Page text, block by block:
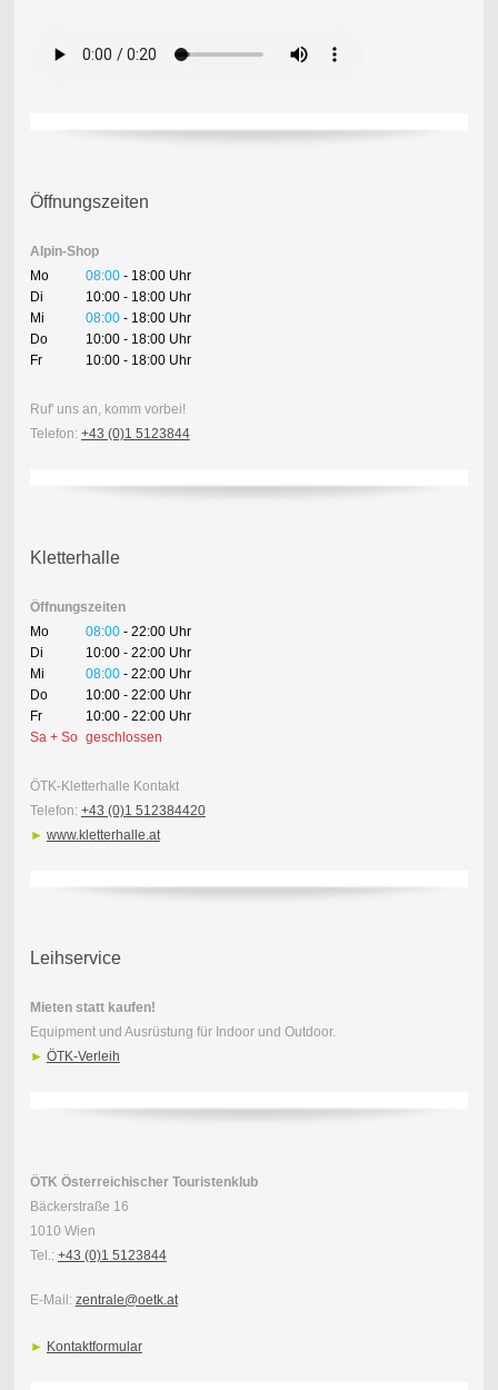
Öffnungszeiten
Alpin-Shop
Mo
08:00 - 18:00 Uhr
Di
10:00 - 18:00 Uhr
Mi
08:00 - 18:00 Uhr
Do
10:00 - 18:00 Uhr
Fr
10:00 - 18:00 Uhr
Ruf' uns an, komm vorbei!
Telefon: +43 (0)1 5123844
Kletterhalle
Öffnungszeiten
Mo
08:00 - 22:00 Uhr
Di
10:00 - 22:00 Uhr
Mi
08:00 - 22:00 Uhr
Do
10:00 - 22:00 Uhr
Fr
10:00 - 22:00 Uhr
Sa + So geschlossen
ÖTK-Kletterhalle Kontakt
Telefon: +43 (0)1 512384420
► www.kletterhalle.at
Leihservice
Mieten statt kaufen!
Equipment und Ausrüstung für Indoor und Outdoor.
► ÖTK-Verleih
ÖTK Österreichischer Touristenklub
Bäckerstraße 16
1010 Wien
Tel.: +43 (0)1 5123844
E-Mail: zentrale@oetk.at
► Kontaktformular